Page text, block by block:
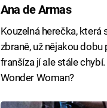
Ana de Armas
Kouzelná herečka, která
zbraně, už nějakou
franšíza jí ale stále
Wonder Woman?